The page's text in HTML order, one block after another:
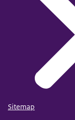
Sitemap